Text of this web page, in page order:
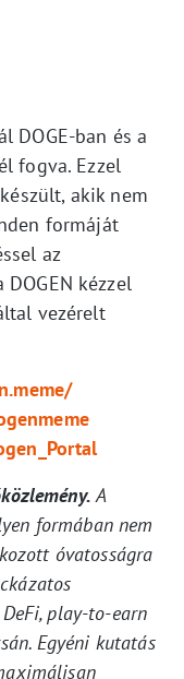
DOGE-ban és a
fogva. Ezzel
akik nem
formáját
az
kézzel
vezérelt
A
formában nem
óvatosságra
play-to-earn
Egyéni kutatás